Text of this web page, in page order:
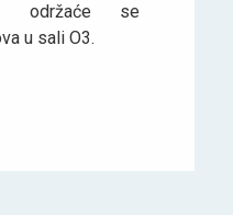
održaće se
u sali O3.